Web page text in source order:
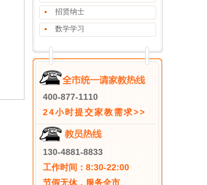
招贤纳士
数学学习
400-877-1110
24小时提交家教需求>>
130-4881-8833
工作时间：8:30-22:00
节假无休，服务全市